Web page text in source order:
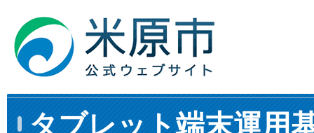
タブレット端末運用